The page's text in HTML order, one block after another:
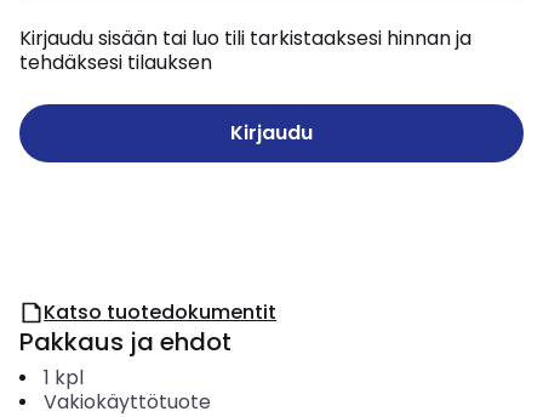
Kirjaudu sisään tai luo tili tarkistaaksesi hinnan ja
tehdäksesi tilauksen
Kirjaudu
Katso tuotedokumentit
Pakkaus ja ehdot
1 kpl
Vakiokäyttötuote